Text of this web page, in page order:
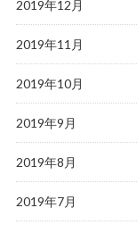
2019年12月
2019年11月
2019年10月
2019年9月
2019年8月
2019年7月